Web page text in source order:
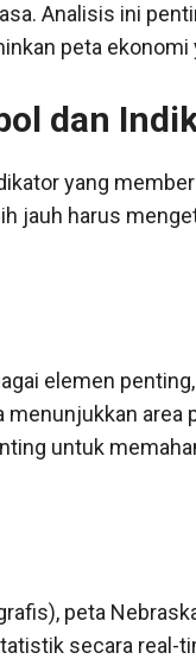
Analisis ini
peta ekonomi
dan
yang
jauh harus
elemen
area
untuk
peta
secara real-